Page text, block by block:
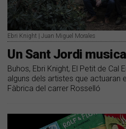
Ebri Knight | Juan Miguel Morales
Un Sant Jordi
Buhos, Ebri Knight, El Petit de Cal
alguns dels artistes que actuaran
Fàbrica del carrer Rosselló